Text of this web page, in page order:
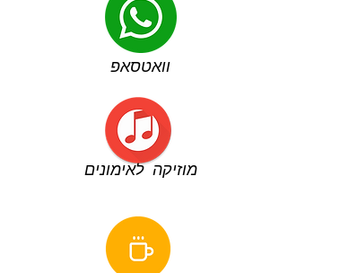
וואטסאפ
מוזיקה לאימונים